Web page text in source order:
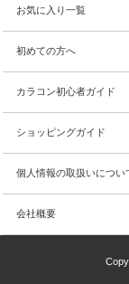
お気に入り一覧
初めての方へ
カラコン初心者ガイド
ショッピングガイド
個人情報の取扱いについ
会社概要